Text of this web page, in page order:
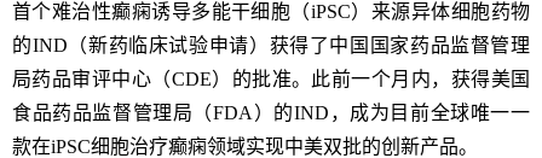
首个难治性癫痫诱导多能干细胞（iPSC）来源异体细胞药物
的IND （新药临床试验申请）获得了中国国家药品监督管理
局药品审评中心（CDE）的批准。此前一个月内，获得美国
食品药品监督管理局（FDA ）的IND ，成为目前全球唯一一
款在iPSC细胞治疗癫痫领域实现中美双批的创新产品。